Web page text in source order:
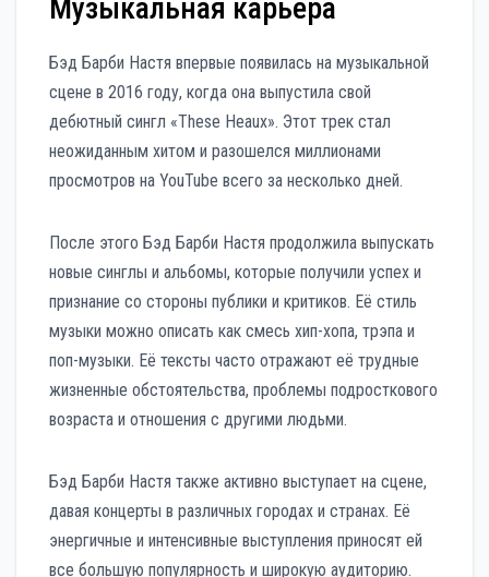
Музыкальная карьера
Бэд Барби Настя впервые появилась на музыкальной
сцене в 2016 году, когда она выпустила свой
дебютный сингл «These Heaux». Этот трек стал
неожиданным хитом и разошелся миллионами
просмотров на YouTube всего за несколько дней.
После этого Бэд Барби Настя продолжила выпускать
новые синглы и альбомы, которые получили успех и
признание со стороны публики и критиков. Её стиль
музыки можно описать как смесь хип-хопа, трэпа и
поп-музыки. Её тексты часто отражают её трудные
жизненные обстоятельства, проблемы подросткового
возраста и отношения с другими людьми.
Бэд Барби Настя также активно выступает на сцене,
давая концерты в различных городах и странах. Её
энергичные и интенсивные выступления приносят ей
все большую популярность и широкую аудиторию.